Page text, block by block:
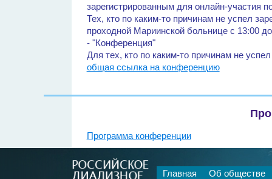
зарегистрированным для онлайн-участия
Тех, кто по каким-то причинам не успел
проходной Мариинской больнице с 13:00
- "Конференция"
Для тех, кто по каким-то причинам не
общая ссылка на конференцию
Программа конференции
Главная
Об обществе